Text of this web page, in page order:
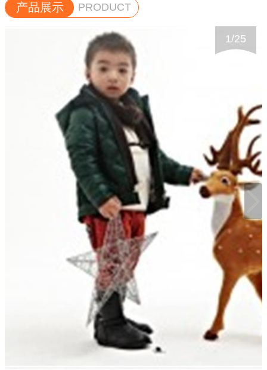
产品展示 PRODUCT
1/25